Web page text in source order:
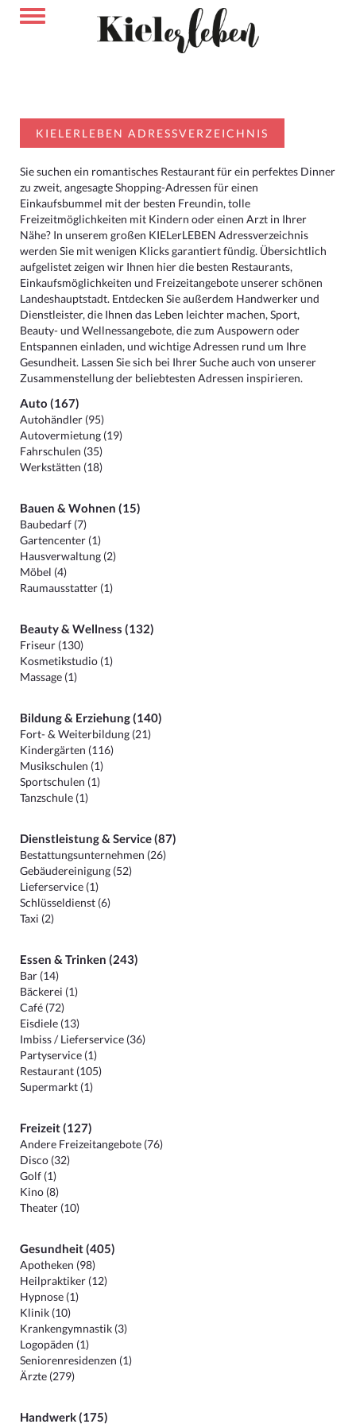
KIELERLEBEN ADRESSVERZEICHNIS
Sie suchen ein romantisches Restaurant für ein perfektes Dinner
zu zweit, angesagte Shopping-Adressen für einen
Einkaufsbummel mit der besten Freundin, tolle
Freizeitmöglichkeiten mit Kindern oder einen Arzt in Ihrer
Nähe? In unserem großen KIELerLEBEN Adressverzeichnis
werden Sie mit wenigen Klicks garantiert fündig. Übersichtlich
aufgelistet zeigen wir Ihnen hier die besten Restaurants,
Einkaufsmöglichkeiten und Freizeitangebote unserer schönen
Landeshauptstadt. Entdecken Sie außerdem Handwerker und
Dienstleister, die Ihnen das Leben leichter machen, Sport,
Beauty- und Wellnessangebote, die zum Auspowern oder
Entspannen einladen, und wichtige Adressen rund um Ihre
Gesundheit. Lassen Sie sich bei Ihrer Suche auch von unserer
Zusammenstellung der beliebtesten Adressen inspirieren.
Auto (167)
Autohändler (95)
Autovermietung (19)
Fahrschulen (35)
Werkstätten (18)
Bauen & Wohnen (15)
Baubedarf (7)
Gartencenter (1)
Hausverwaltung (2)
Möbel (4)
Raumausstatter (1)
Beauty & Wellness (132)
Friseur (130)
Kosmetikstudio (1)
Massage (1)
Bildung & Erziehung (140)
Fort- & Weiterbildung (21)
Kindergärten (116)
Musikschulen (1)
Sportschulen (1)
Tanzschule (1)
Dienstleistung & Service (87)
Bestattungsunternehmen (26)
Gebäudereinigung (52)
Lieferservice (1)
Schlüsseldienst (6)
Taxi (2)
Essen & Trinken (243)
Bar (14)
Bäckerei (1)
Café (72)
Eisdiele (13)
Imbiss / Lieferservice (36)
Partyservice (1)
Restaurant (105)
Supermarkt (1)
Freizeit (127)
Andere Freizeitangebote (76)
Disco (32)
Golf (1)
Kino (8)
Theater (10)
Gesundheit (405)
Apotheken (98)
Heilpraktiker (12)
Hypnose (1)
Klinik (10)
Krankengymnastik (3)
Logopäden (1)
Seniorenresidenzen (1)
Ärzte (279)
Handwerk (175)